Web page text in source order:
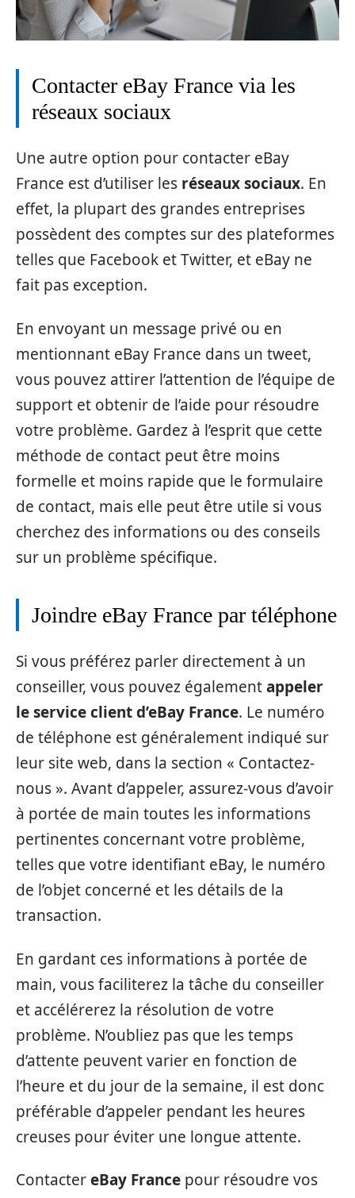
Contacter eBay France via les
réseaux sociaux
Une autre option pour contacter eBay
France est d’utiliser les réseaux sociaux. En
effet, la plupart des grandes entreprises
possèdent des comptes sur des plateformes
telles que Facebook et Twitter, et eBay ne
fait pas exception.
En envoyant un message privé ou en
mentionnant eBay France dans un tweet,
vous pouvez attirer l’attention de l’équipe de
support et obtenir de l’aide pour résoudre
votre problème. Gardez à l’esprit que cette
méthode de contact peut être moins
formelle et moins rapide que le formulaire
de contact, mais elle peut être utile si vous
cherchez des informations ou des conseils
sur un problème spécifique.
Joindre eBay France par téléphone
Si vous préférez parler directement à un
conseiller, vous pouvez égalementappeler
le service client d’eBay France. Le numéro
de téléphone est généralement indiqué sur
leur site web, dans la section « Contactez-
nous ». Avant d’appeler, assurez-vous d’avoir
à portée de main toutes les informations
pertinentes concernant votre problème,
telles que votre identifiant eBay, le numéro
de l’objet concerné et les détails de la
transaction.
En gardant ces informations à portée de
main, vous faciliterez la tâche du conseiller
et accélérerez la résolution de votre
problème. N’oubliez pas que les temps
d’attente peuvent varier en fonction de
l’heure et du jour de la semaine, il est donc
préférable d’appeler pendant les heures
creuses pour éviter une longue attente.
ContactereBay France pour résoudre vos